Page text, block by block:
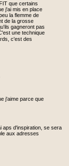
que certains
j'ai mis en place
la flemme de
de la grosse
gagneront pas
une technique
c'est des
j'aime parce que
aps d'inspiration, se sera
aux adresses